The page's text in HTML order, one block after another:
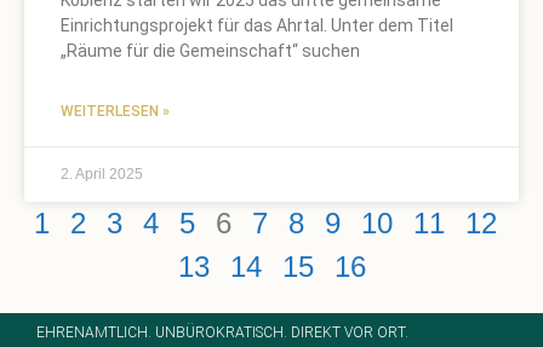
Einrichtungsprojekt für das Ahrtal. Unter dem Titel
„Räume für die Gemeinschaft“ suchen
WEITERLESEN »
2. April 2025
1 2 3 4 5 6 7 8 9 10 11
12
13
14 15 16
EHRENAMTLICH. UNBÜROKRATISCH. DIREKT VOR ORT.